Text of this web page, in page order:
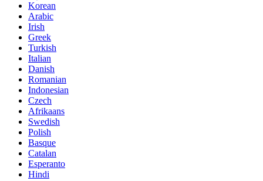
Korean
Arabic
Irish
Greek
Turkish
Italian
Danish
Romanian
Indonesian
Czech
Afrikaans
Swedish
Polish
Basque
Catalan
Esperanto
Hindi